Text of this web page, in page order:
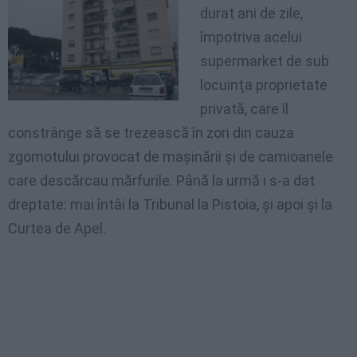
durat ani de zile,
împotriva acelui
supermarket de sub
locuinţa proprietate
privată, care îl
constrânge să se trezească în zori din cauza
zgomotului provocat de maşinării şi de camioanele
care descărcau mărfurile. Până la urmă i s-a dat
dreptate: mai întâi la Tribunal la Pistoia, şi apoi şi la
Curtea de Apel.